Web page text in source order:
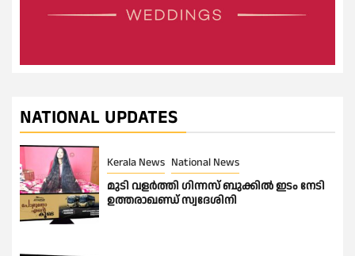
NATIONAL UPDATES
Kerala News National News
മുടി വളർത്തി ഗിന്നസ് ബുക്കിൽ ഇടം നേടി
ഉത്തരാഖണ്ഡ് സ്വദേശിനി